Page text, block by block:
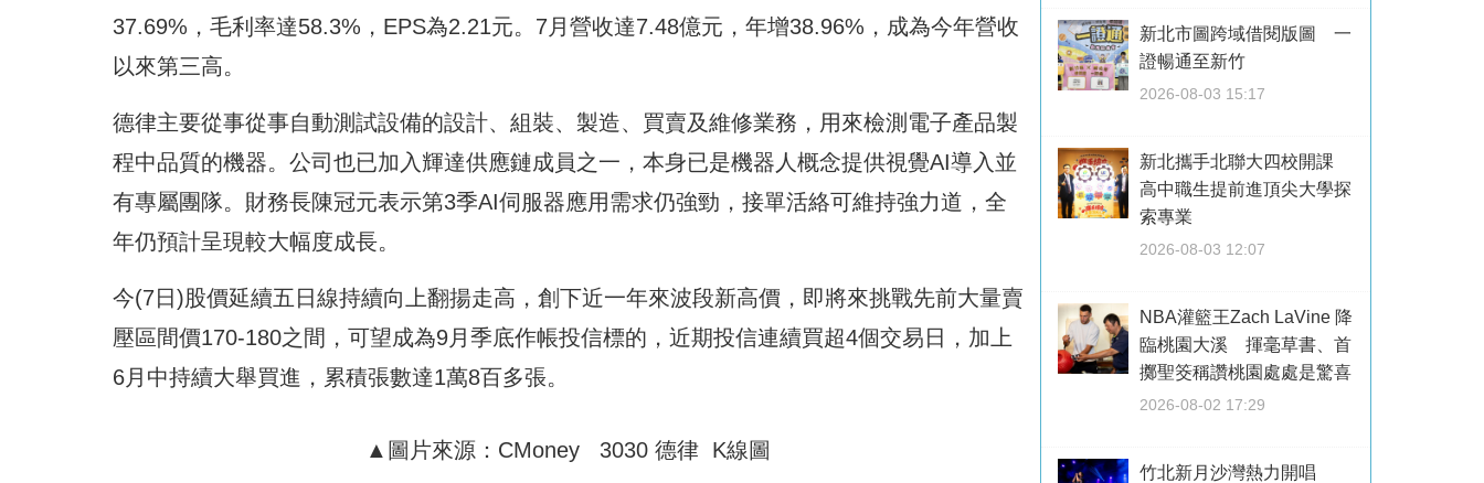
37.69%，毛利率達58.3%，EPS為2.21元。7月營收達7.48億元，年增38.96%，成為今年營收
以來第三高。
德律主要從事從事自動測試設備的設計、組裝、製造、買賣及維修業務，用來檢測電子產品製
程中品質的機器。公司也已加入輝達供應鏈成員之一，本身已是機器人概念提供視覺AI導入並
有專屬團隊。財務長陳冠元表示第3季AI伺服器應用需求仍強勁，接單活絡可維持強力道，全
年仍預計呈現較大幅度成長。
今(7日)股價延續五日線持續向上翻揚走高，創下近一年來波段新高價，即將來挑戰先前大量賣
壓區間價170-180之間，可望成為9月季底作帳投信標的，近期投信連續買超4個交易日，加上
6月中持續大舉買進，累積張數達1萬8百多張。
▲圖片來源：CMoney 3030 德律 K線圖
新北市圖跨域借閱版圖 一
證暢通至新竹
2026-08-03 15:17
新北攜手北聯大四校開課
高中職生提前進頂尖大學探
索專業
2026-08-03 12:07
NBA灌籃王Zach LaVine 降
臨桃園大溪 揮毫草書、首
擲聖筊稱讚桃園處處是驚喜
2026-08-02 17:29
竹北新月沙灣熱力開唱